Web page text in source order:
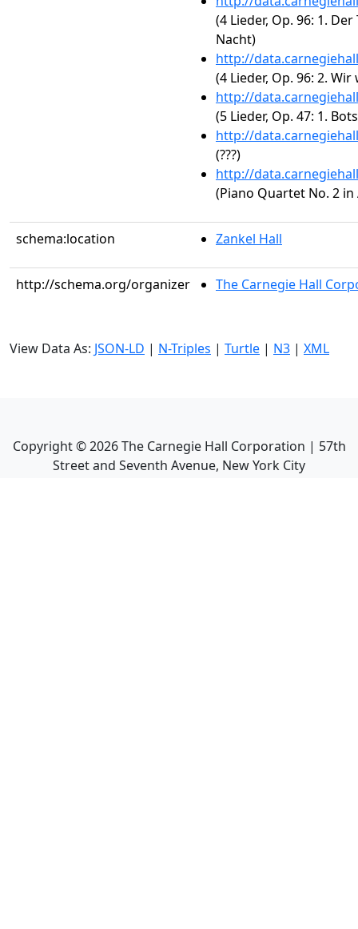
(4 Lieder, Op. 96: 1.
Nacht)
http://
(4 Lieder, Op. 96: 2.
http://
(5 Lieder, Op. 47: 1.
http://
(???)
http://
(Piano Quartet No. 2 in
schema:location Zankel Hall
http://schema.org/organizer The Carnegie Hall
View Data As: JSON-LD | N-Triples | Turtle | N3 | XML
Copyright ©2026The Carnegie Hall Corporation | 57th
Street and Seventh Avenue, New York City